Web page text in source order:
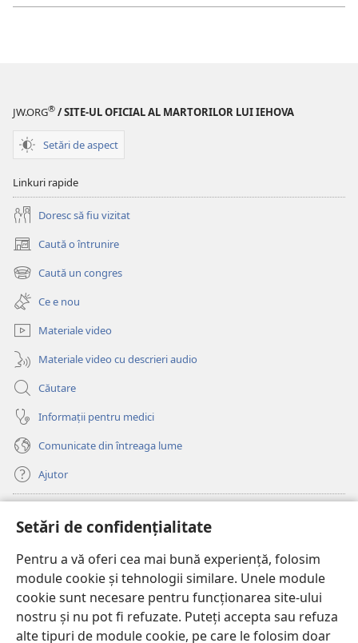
Setări de confidențialitate
Pentru a vă oferi cea mai bună experiență, folosim
module cookie și tehnologii similare. Unele module
cookie sunt necesare pentru funcționarea site-ului
nostru și nu pot fi refuzate. Puteți accepta sau refuza
alte tipuri de module cookie, pe care le folosim doar
JW.ORG® / SITE-UL OFICIAL AL MARTORILOR LUI IEHOVA
Setări de aspect
Linkuri rapide
Doresc să fiu vizitat
Caută o întrunire
(se
deschide
o
fereastră
nouă)
Caută un congres
(se
deschide
o
fereastră
nouă)
Ce e nou
Materiale video
Materiale video cu descrieri audio
Căutare
Informații pentru medici
Comunicate din întreaga lume
Ajutor
(se
deschide
o
fereastră
nouă)
Watchtower – BIBLIOTECĂ ONLINE™
(se
deschide
o
fereastră
JW Hub ®
(se
deschide
o
JW Library®